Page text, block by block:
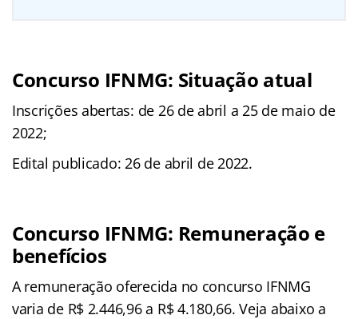
Concurso IFNMG: Situação atual
Inscrições abertas: de 26 de abril a 25 de maio de
2022;
Edital publicado: 26 de abril de 2022.
Concurso IFNMG: Remuneração e
benefícios
A remuneração oferecida no concurso IFNMG
varia de R$ 2.446,96 a R$ 4.180,66. Veja abaixo a